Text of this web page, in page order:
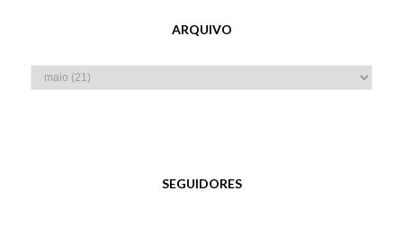
ARQUIVO
SEGUIDORES